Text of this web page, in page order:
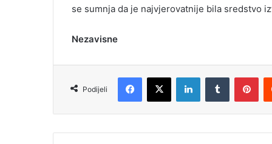
se sumnja da je najvjerovatnije bila sredstvo
Nezavisne
Podijeli